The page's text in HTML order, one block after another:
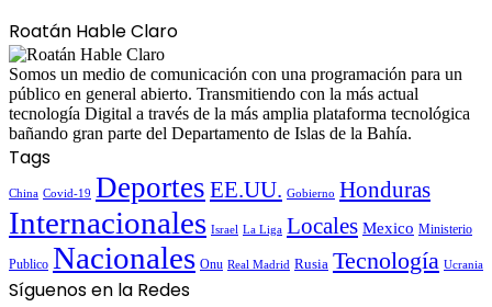
Roatán Hable Claro
Somos un medio de comunicación con una programación para un
público en general abierto. Transmitiendo con la más actual
tecnología Digital a través de la más amplia plataforma tecnológica
bañando gran parte del Departamento de Islas de la Bahía.
Tags
China Covid-19 Deportes EE.UU. Gobierno Honduras
Internacionales Israel La Liga Locales Mexico Ministerio
Publico Nacionales Onu Real Madrid Rusia Tecnología Ucrania
Síguenos en la Redes